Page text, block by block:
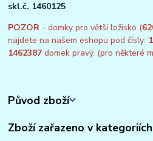
skl.č. 1460125
POZOR - domky pro větší ložisko (
najdete na našem eshopu pod čísly:
1462387 domek pravý. (pro některé
Původ zboží
Zboží zařazeno v kategoriích